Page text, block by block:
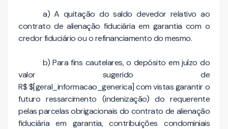
a) A quitação do saldo devedor relativo ao
contrato de alienação fiduciária em garantia com o
credor fiduciário ou o refinanciamento do mesmo.
b) Para fins cautelares, o depósito em juízo do
valor sugerido de
R$ $[geral_informacao_generica] com vistas garantir o
futuro ressarcimento (indenização) do requerente
pelas parcelas obrigacionais do contrato de alienação
fiduciária em garantia, contribuições condominiais